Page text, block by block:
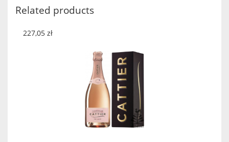
Related products
227,05 zł